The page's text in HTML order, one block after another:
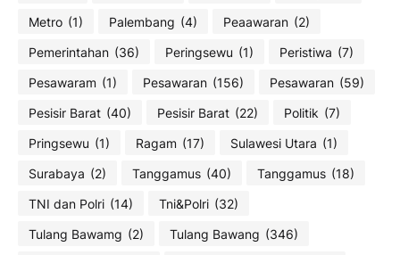
Metro (1) Palembang (4) Peaawaran (2)
Pemerintahan (36) Peringsewu (1) Peristiwa (7)
Pesawaram (1) Pesawaran (156) Pesawaran (59)
Pesisir Barat (40) Pesisir Barat (22) Politik (7)
Pringsewu (1) Ragam (17) Sulawesi Utara (1)
Surabaya (2) Tanggamus (40) Tanggamus (18)
TNI dan Polri (14) Tni&Polri (32)
Tulang Bawamg (2) Tulang Bawang (346)